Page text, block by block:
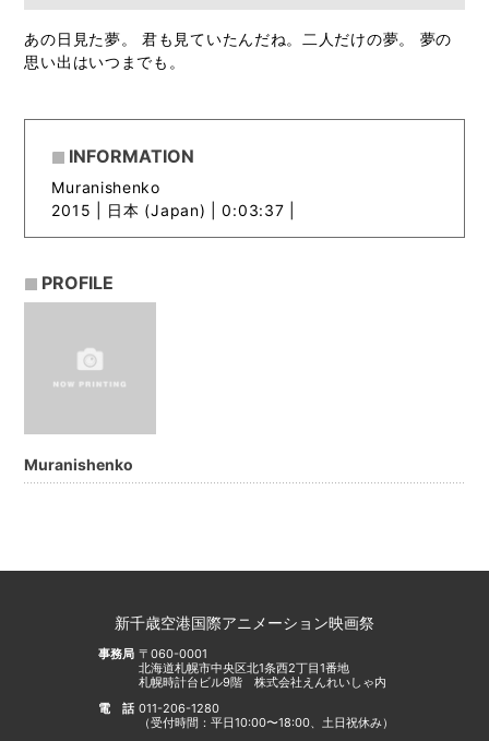
あの日見た夢。 君も見ていたんだね。二人だけの夢。 夢の
思い出はいつまでも。
INFORMATION
Muranishenko
2015 | 日本 (Japan) | 0:03:37 |
PROFILE
Muranishenko
新千歳空港国際アニメーション映画祭
事務局 〒060-0001
北海道札幌市中央区北1条西2丁目1番地
札幌時計台ビル9階 株式会社えんれいしゃ内
電話 011-206-1280
（受付時間：平日10:00〜18:00、土日祝休み）